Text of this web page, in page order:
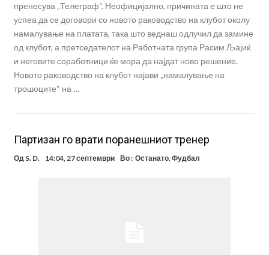
пренесува „Телеграф“. Неофицијално, причината е што не
успеа да се договори со новото раководство на клубот околу
намалување на платата, така што веднаш одлучил да замине
од клубот, а претседателот на Работната група Расим Љајиќ
и неговите соработници ќе мора да најдат ново решение.
Новото раководство на клубот најави „намалување на
трошоците“ на …
Партизан го врати поранешниот тренер
Од S. D. 14:04, 27 септември Во : Останато,Фудбал